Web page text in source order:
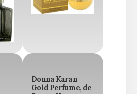
Donna Karan
Gold Perfume, de